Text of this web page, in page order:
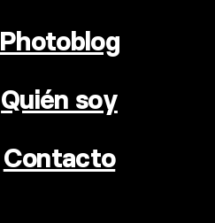
Photoblog
Quién soy
Contacto